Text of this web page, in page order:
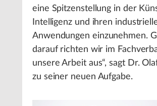
eine Spitzenstellung in der
Intelligenz und ihren
Anwendungen einzunehmen.
darauf richten wir im
unsere Arbeit aus“, sagt Dr.
zu seiner neuen Aufgabe.